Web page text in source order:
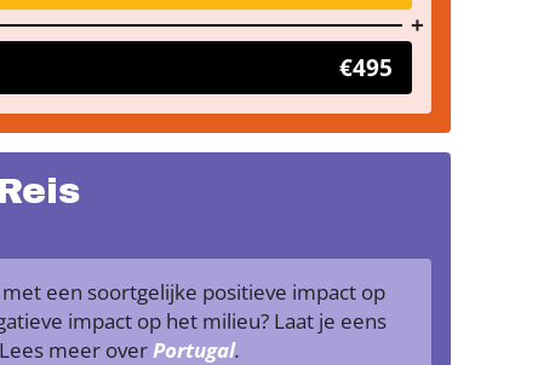
€495
een soortgelijke positieve impact op
impact op het milieu? Laat je eens
meer overPortugal.